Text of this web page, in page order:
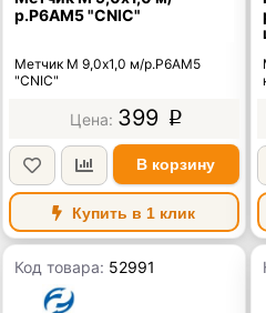
р.Р6АМ5 "CNIC"
Метчик М 9,0х1,0 м/р.Р6АМ5
"CNIC"
399 p
В корзину
Купить в 1 клик
Код товара: 52991